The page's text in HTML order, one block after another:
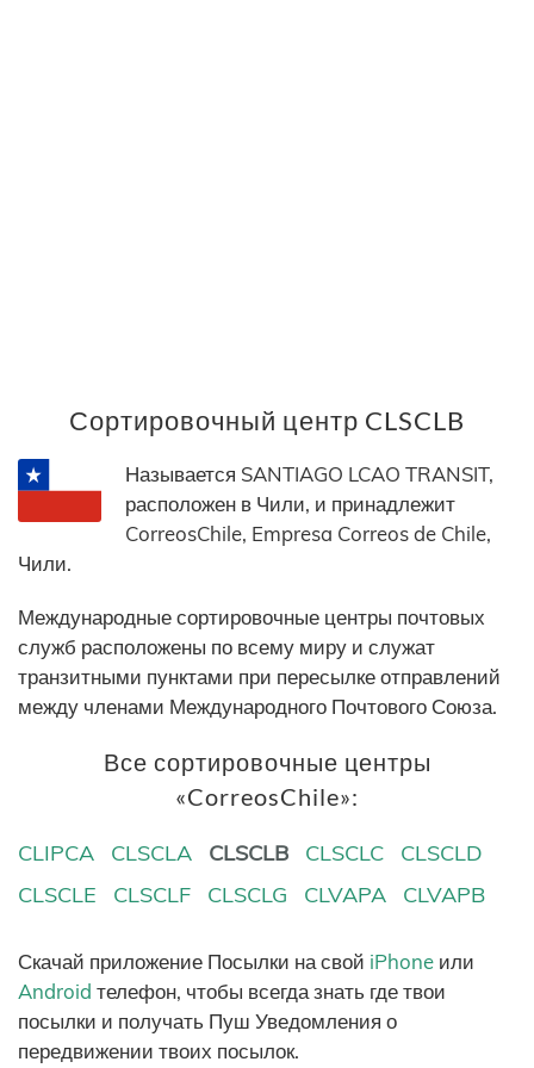
Сортировочный центр CLSCLB
Называется SANTIAGO LCAO TRANSIT,
расположен в Чили, и принадлежит
CorreosChile, Empresa Correos de Chile,
Чили.
Международные сортировочные центры почтовых
служб расположены по всему миру и служат
транзитными пунктами при пересылке отправлений
между членами Международного Почтового Союза.
Все сортировочные центры
«CorreosChile»:
CLIPCA CLSCLA CLSCLB CLSCLC
CLSCLD
CLSCLE
CLSCLF CLSCLG CLVAPA CLVAPB
Скачай приложение Посылки на свой iPhone или
Android телефон, чтобы всегда знать где твои
посылки и получать Пуш Уведомления о
передвижении твоих посылок.